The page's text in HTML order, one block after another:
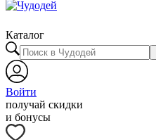
Каталог
Войти
получай скидки
и бонусы